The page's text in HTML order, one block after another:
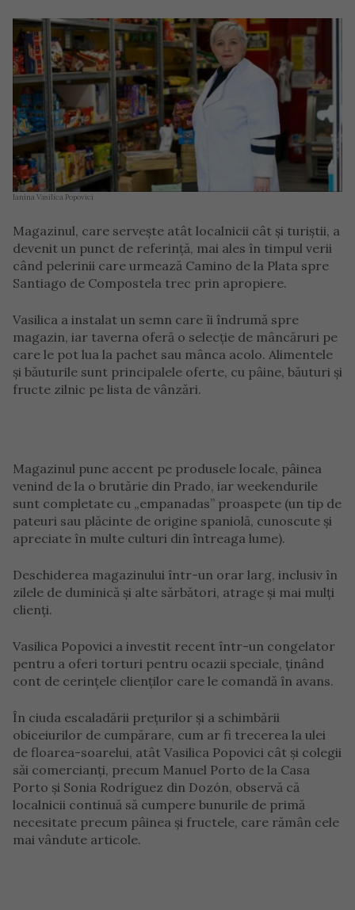
Ianina Vasilica Popovici
Magazinul, care servește atât localnicii cât și turiștii, a
devenit un punct de referință, mai ales în timpul verii
când pelerinii care urmează Camino de la Plata spre
Santiago de Compostela trec prin apropiere.
Vasilica a instalat un semn care îi îndrumă spre
magazin, iar taverna oferă o selecție de mâncăruri pe
care le pot lua la pachet sau mânca acolo. Alimentele
și băuturile sunt principalele oferte, cu pâine, băuturi și
fructe zilnic pe lista de vânzări.
Magazinul pune accent pe produsele locale, pâinea
venind de la o brutărie din Prado, iar weekendurile
sunt completate cu „empanadas” proaspete (un tip de
pateuri sau plăcinte de origine spaniolă, cunoscute și
apreciate în multe culturi din întreaga lume).
Deschiderea magazinului într-un orar larg, inclusiv în
zilele de duminică și alte sărbători, atrage și mai mulți
clienți.
Vasilica Popovici a investit recent într-un congelator
pentru a oferi torturi pentru ocazii speciale, ținând
cont de cerințele clienților care le comandă în avans.
În ciuda escaladării prețurilor și a schimbării
obiceiurilor de cumpărare, cum ar fi trecerea la ulei
de floarea-soarelui, atât Vasilica Popovici cât și colegii
săi comercianți, precum Manuel Porto de la Casa
Porto și Sonia Rodríguez din Dozón, observă că
localnicii continuă să cumpere bunurile de primă
necesitate precum pâinea și fructele, care rămân cele
mai vândute articole.